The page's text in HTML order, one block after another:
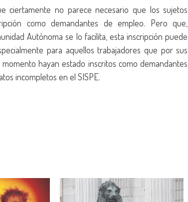
ciertamente no parece necesario que los sujetos
como demandantes de empleo. Pero que,
Autónoma se lo facilita, esta inscripción puede
para aquellos trabajadores que por sus
hayan estado inscritos como demandantes
incompletos en el SISPE.